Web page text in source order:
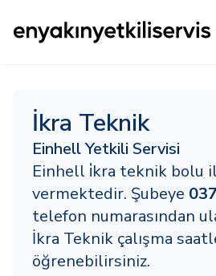
İkra Teknik
Einhell Yetkili Servisi
Einhell i̇kra teknik bolu
vermektedir. Şubeye
telefon numarasından
İkra Teknik çalışma
öğrenebilirsiniz.